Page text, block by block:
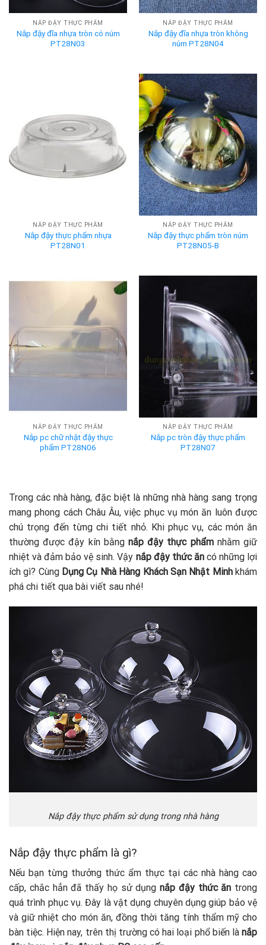
NẮP ĐẬY THỰC PHẨM
Nắp đậy đĩa nhựa tròn có núm
PT28N03
NẮP ĐẬY THỰC PHẨM
Nắp đậy đĩa nhựa tròn không
núm PT28N04
NẮP ĐẬY THỰC PHẨM
Nắp đậy thực phẩm nhựa
PT28N01
NẮP ĐẬY THỰC PHẨM
Nắp đậy thực phẩm tròn núm
PT28N05-B
NẮP ĐẬY THỰC PHẨM
Nắp pc chữ nhật đậy thực
phẩm PT28N06
NẮP ĐẬY THỰC PHẨM
Nắp pc tròn đậy thực phẩm
PT28N07
Trong các nhà hàng, đặc biệt là những nhà hàng sang trọng
mang phong cách Châu Âu, việc phục vụ món ăn luôn được
chú trọng đến từng chi tiết nhỏ. Khi phục vụ, các món ăn
thường được đậy kín bằng nắp đậy thực phẩmnhằm giữ
nhiệt và đảm bảo vệ sinh. Vậy nắp đậy thức ăncó những lợi
ích gì? Cùng Dụng Cụ Nhà Hàng Khách Sạn Nhật Minhkhám
phá chi tiết qua bài viết sau nhé!
Nắp đậy thực phẩm sử dụng trong nhà hàng
Nắp đậy thực phẩm là gì?
Nếu bạn từng thưởng thức ẩm thực tại các nhà hàng cao
cấp, chắc hẳn đã thấy họ sử dụng nắp đậy thức ăn trong
quá trình phục vụ. Đây là vật dụng chuyên dụng giúp bảo vệ
và giữ nhiệt cho món ăn, đồng thời tăng tính thẩm mỹ cho
bàn tiệc. Hiện nay, trên thị trường có hai loại phổ biến là nắp